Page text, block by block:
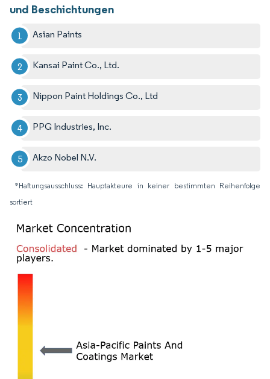
und Beschichtungen
Asian Paints
Kansai Paint Co., Ltd.
Nippon Paint Holdings Co., Ltd
PPG Industries, Inc.
Akzo Nobel N.V.
*Haftungsausschluss: Hauptakteure in keiner bestimmten Reihenfolge
sortiert